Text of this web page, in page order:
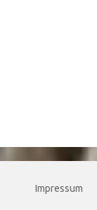
Impressum